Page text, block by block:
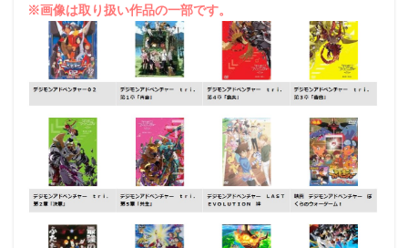
※画像は取り扱い作品の一部です。